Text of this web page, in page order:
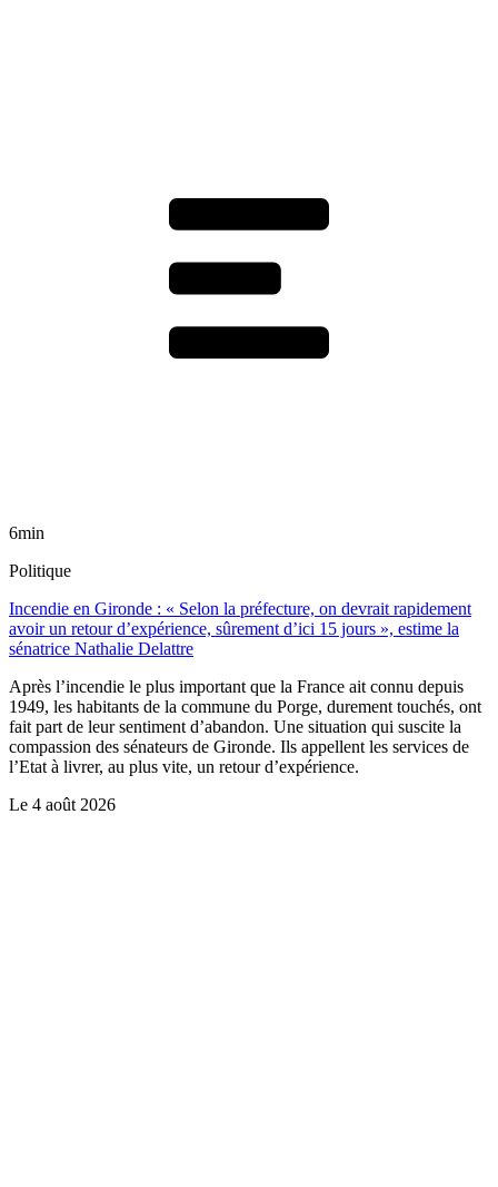
6min
Politique
Incendie en Gironde : « Selon la préfecture, on devrait rapidement
avoir un retour d’expérience, sûrement d’ici 15 jours », estime la
sénatrice Nathalie Delattre
Après l’incendie le plus important que la France ait connu depuis
1949, les habitants de la commune du Porge, durement touchés, ont
fait part de leur sentiment d’abandon. Une situation qui suscite la
compassion des sénateurs de Gironde. Ils appellent les services de
l’Etat à livrer, au plus vite, un retour d’expérience.
Le 4 août 2026